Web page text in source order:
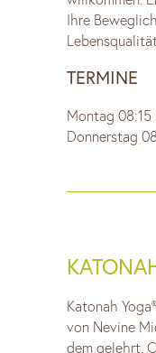
Ihre
TERMINE
Montag 08:15
Donnerstag
Katonah
von Nevine
dem gelehrt.